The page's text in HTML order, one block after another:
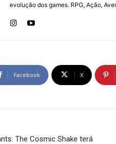
evolução dos games. RPG, Ação,
Facebook X
The Cosmic Shake terá